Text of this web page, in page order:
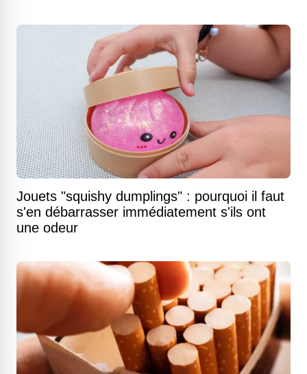
Jouets "squishy dumplings" : pourquoi il faut
s'en débarrasser immédiatement s'ils ont
une odeur